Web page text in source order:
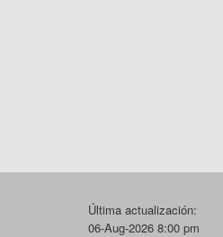
Última actualización:
06-Aug-2026 8:00 pm